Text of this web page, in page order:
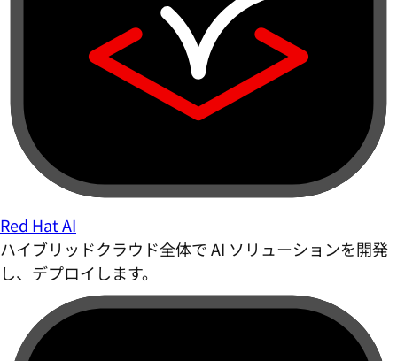
Red Hat AI
ハイブリッドクラウド全体で AI ソリューションを開発
し、デプロイします。